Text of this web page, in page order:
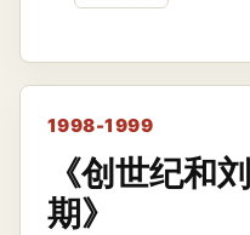
1998-1999
《创世纪和
期》